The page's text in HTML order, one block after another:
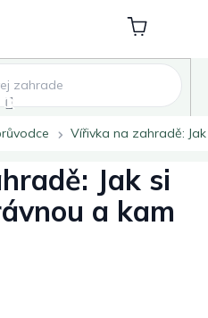
Nákupní
košík
Vířivka na zahradě:
Jak si
a kam